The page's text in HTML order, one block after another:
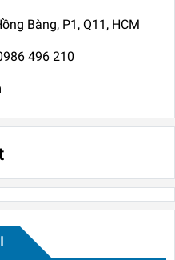
Bàng, P1, Q11, HCM
496 210